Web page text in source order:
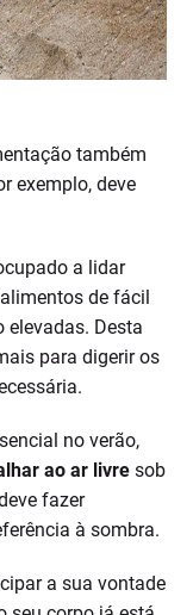
também
exemplo, deve
a lidar
de fácil
elevadas. Desta
para digerir os
no verão,
ao ar livre sob
fazer
à sombra.
a sua vontade